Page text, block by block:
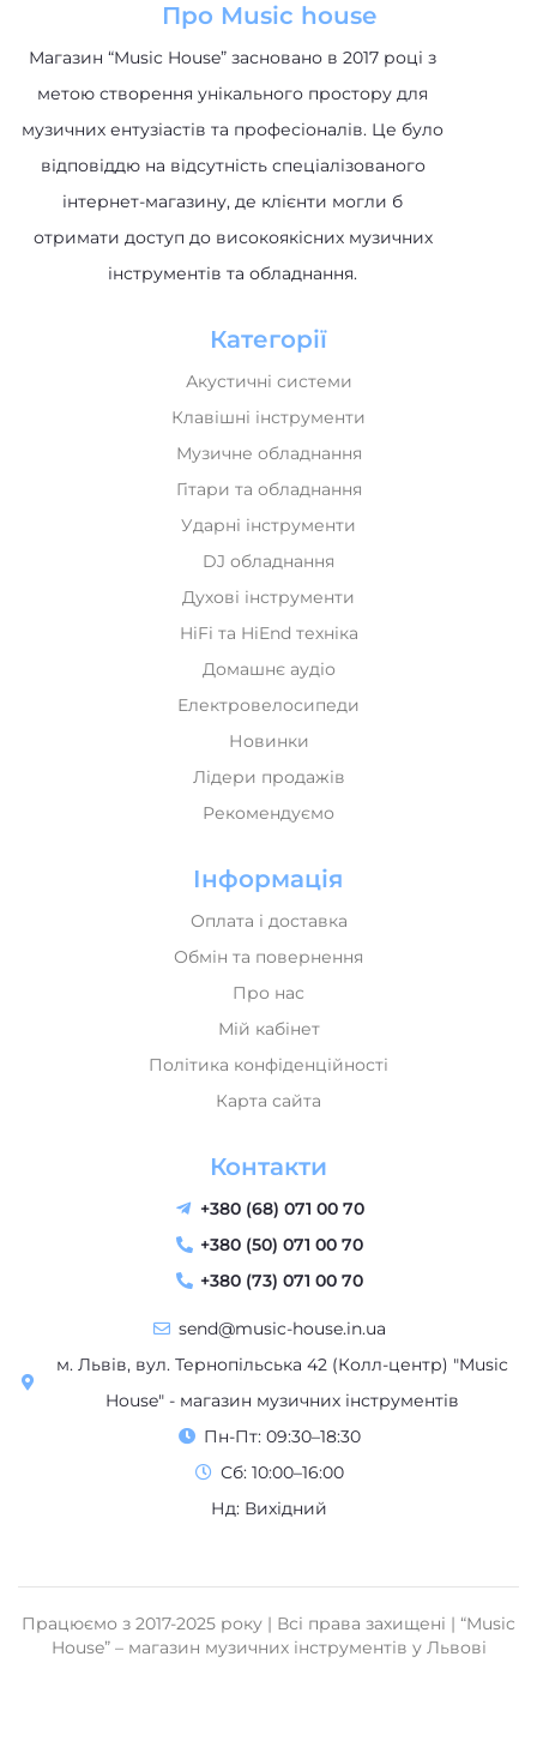
Про Music house
Магазин “Music House” засновано в 2017 році з
метою створення унікального простору для
музичних ентузіастів та професіоналів. Це було
відповіддю на відсутність спеціалізованого
інтернет-магазину, де клієнти могли б
отримати доступ до високоякісних музичних
інструментів та обладнання.
Категорії
Акустичні системи
Клавішні інструменти
Музичне обладнання
Гітари та обладнання
Ударні інструменти
DJ обладнання
Духові інструменти
HiFi та HiEnd техніка
Домашнє аудіо
Електровелосипеди
Новинки
Лідери продажів
Рекомендуємо
Інформація
Оплата і доставка
Обмін та повернення
Про нас
Мій кабінет
Політика конфіденційності
Карта сайта
Контакти
+380 (68) 071 00 70
+380 (50) 071 00 70
+380 (73) 071 00 70
send@music-house.in.ua
м. Львів, вул. Тернопільська 42 (Колл-центр) "Music
House" - магазин музичних інструментів
Пн-Пт: 09:30–18:30
Сб: 10:00–16:00
Нд: Вихідний
Працюємо з 2017-2025 року | Всі права захищені | “Music
House” – магазин музичних інструментів у Львові